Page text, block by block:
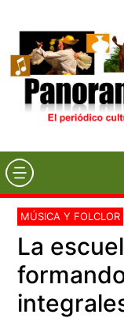
MÚSICA Y FOLCLOR
La